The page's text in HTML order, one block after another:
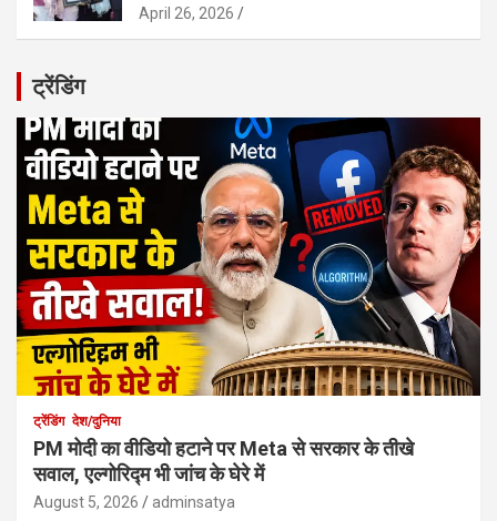
April 26, 2026
ट्रेंडिंग
ट्रेंडिंग देश/दुनिया
PM मोदी का वीडियो हटाने पर Meta से सरकार के तीखे
सवाल, एल्गोरिद्म भी जांच के घेरे में
August 5, 2026 adminsatya